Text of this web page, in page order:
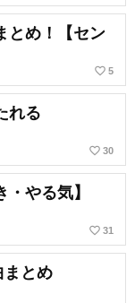
とめ！【セン
favorite_border 5
れる
favorite_border 30
やる気】
favorite_border 31
まとめ